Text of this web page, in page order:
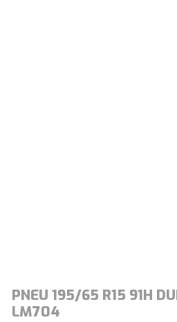
PNEU 195/65 R15 91H
LM704